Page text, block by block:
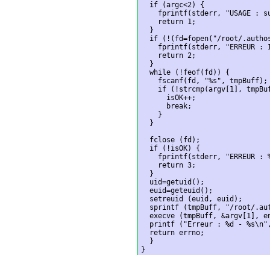
  if (argc<2) {
fprintf(stderr, "USAGE :
    return 1;
  }
if (!(fd=fopen("/root/
fprintf(stderr, "ERREUR :
    return 2;
  }
  while (!feof(fd)) {
    fscanf(fd, "%s", tmpBuff);
if (!strcmp(argv[1],
      isOK++;
      break;
    }
  }
  fclose (fd);
  if (!isOK) {
fprintf(stderr, "ERREUR :
    return 3;
  }
  uid=getuid();
  euid=geteuid();
  setreuid (euid, euid);
sprintf (tmpBuff, "/root/
execve (tmpBuff, &argv[1],
printf ("Erreur : %d -
  return errno;
  }
}